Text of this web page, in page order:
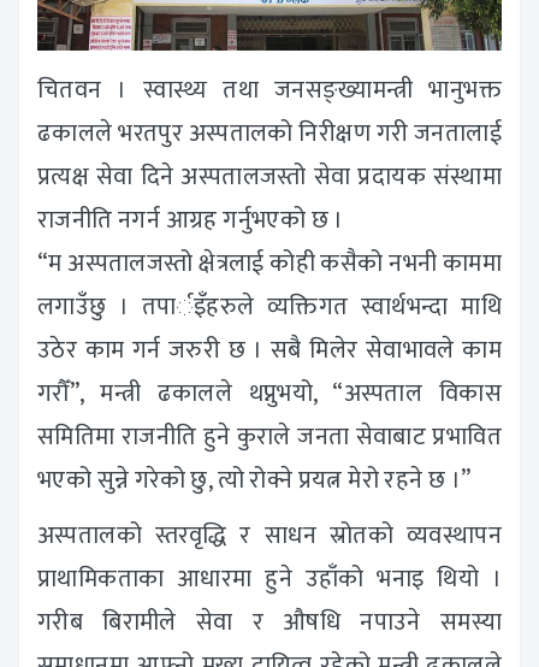
चितवन । स्वास्थ्य तथा जनसङ्ख्यामन्त्री भानुभक्त
ढकालले भरतपुर अस्पतालको निरीक्षण गरी जनतालाई
प्रत्यक्ष सेवा दिने अस्पतालजस्तो सेवा प्रदायक संस्थामा
राजनीति नगर्न आग्रह गर्नुभएको छ ।
“म अस्पतालजस्तो क्षेत्रलाई कोही कसैको नभनी काममा
लगाउँछु । तपार्इँहरुले व्यक्तिगत स्वार्थभन्दा माथि
उठेर काम गर्न जरुरी छ । सबै मिलेर सेवाभावले काम
गरौँ”, मन्त्री ढकालले थप्नुभयो, “अस्पताल विकास
समितिमा राजनीति हुने कुराले जनता सेवाबाट प्रभावित
भएको सुन्ने गरेको छु, त्यो रोक्ने प्रयत्न मेरो रहने छ ।”
अस्पतालको स्तरवृद्धि र साधन स्रोतको व्यवस्थापन
प्राथामिकताका आधारमा हुने उहाँको भनाइ थियो ।
गरीब बिरामीले सेवा र औषधि नपाउने समस्या